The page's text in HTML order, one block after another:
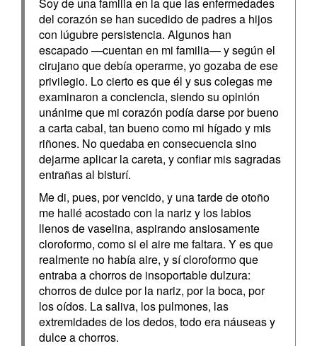
del corazón se han sucedido de padres a hijos
con lúgubre persistencia. Algunos han
escapado —cuentan en mi familia— y según el
cirujano que debía operarme, yo gozaba de ese
privilegio. Lo cierto es que él y sus colegas me
examinaron a conciencia, siendo su opinión
unánime que mi corazón podía darse por bueno
a carta cabal, tan bueno como mi hígado y mis
riñones. No quedaba en consecuencia sino
dejarme aplicar la careta, y confiar mis sagradas
entrañas al bisturí.
Me di, pues, por vencido, y una tarde de otoño
me hallé acostado con la nariz y los labios
llenos de vaselina, aspirando ansiosamente
cloroformo, como si el aire me faltara. Y es que
realmente no había aire, y sí cloroformo que
entraba a chorros de insoportable dulzura:
chorros de dulce por la nariz, por la boca, por
los oídos. La saliva, los pulmones, las
extremidades de los dedos, todo era náuseas y
dulce a chorros.